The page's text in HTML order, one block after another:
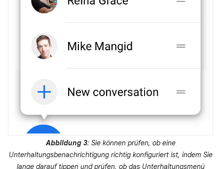
Abbildung 3: Sie können prüfen, ob eine
Unterhaltungsbenachrichtigung richtig konfiguriert ist, indem Sie
lange darauf tippen und prüfen, ob das Unterhaltungsmenü